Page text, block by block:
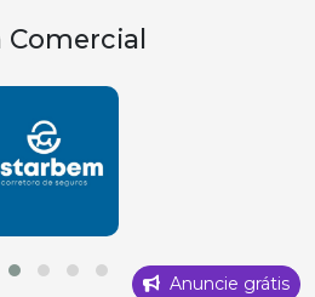
Comercial
Anuncie grátis